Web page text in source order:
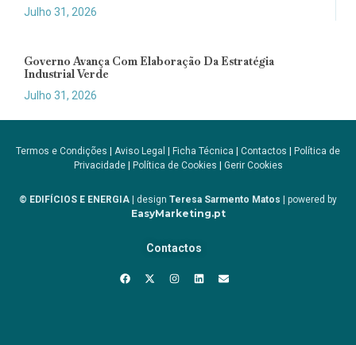
Julho 31, 2026
Governo Avança Com Elaboração Da Estratégia
Industrial Verde
Julho 31, 2026
Termos e Condições Aviso Legal Ficha Técnica Contactos
Política de
Privacidade| Política de Cookies Gerir Cookies
© EDIFÍCIOS E ENERGIA | design Teresa Sarmento Matos | powered by
EasyMarketing.pt
Contactos